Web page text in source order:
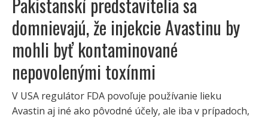
domnievajú, že injekcie Avastinu by
mohli byť kontaminované
nepovolenými toxínmi
V USA regulátor FDA povoľuje používanie lieku
Avastin aj iné ako pôvodné účely, ale iba v prípadoch,